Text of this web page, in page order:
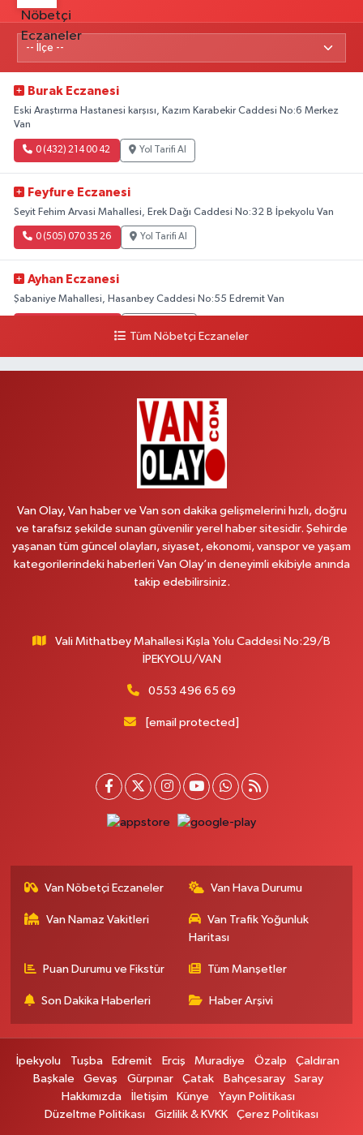
Burak Eczanesi
Eski Araştırma Hastanesi karşısı, Kazım Karabekir Caddesi No:6 Merkez
Van
0 (432) 214 00 42 Yol Tarifi Al
Feyfure Eczanesi
Seyit Fehim Arvasi Mahallesi, Erek Dağı Caddesi No:32 B İpekyolu Van
0 (505) 070 35 26 Yol Tarifi Al
Ayhan Eczanesi
Şabaniye Mahallesi, Hasanbey Caddesi No:55 Edremit Van
Yol Tarifi Al
Vanyolu Mahallesi, Kara Yusuf Bey Caddesi No:99 B Erciş Van
0 (432) 351 02 96 Yol Tarifi Al
Koç Eczanesi
Engin Eczanesi
Beyazıt Mahallesi, Zeylan Caddesi No:46 A Erciş Van
Yol Tarifi Al
Muhammed Eczanesi
0 (432) 712 22 87 Yol Tarifi Al
Otogar Eczanesi
Cevdetpaşa Mahallesi, İki Nisan Caddesi No:29 A İpekyolu Van
Selçuk Eczanesi
Cumhuriyet Mahallesi, Atatürk Caddesi No:9 1A Çatak Van
Tüm Nöbetçi Eczaneler
Van Olay, Van haber ve Van son dakika gelişmelerini hızlı, doğru
ve tarafsız şekilde sunan güvenilir yerel haber sitesidir. Şehirde
yaşanan tüm güncel olayları, siyaset, ekonomi, vanspor ve yaşam
kategorilerindeki haberleri Van Olay’ın deneyimli ekibiyle anında
takip edebilirsiniz.
Vali Mithatbey Mahallesi Kışla Yolu Caddesi No:29/B
İPEKYOLU/VAN
0553 496 65 69
[email protected]
Van Nöbetçi Eczaneler Van Hava Durumu
Van Namaz Vakitleri
Van Trafik Yoğunluk
Haritası
Puan Durumu ve Fikstür Tüm Manşetler
Son Dakika Haberleri Haber Arşivi
İpekyolu Tuşba Edremit Erciş Muradiye Özalp
Çaldıran
Başkale
Gevaş Gürpınar Çatak Bahçesaray
Saray
Hakkımızda
İletişim Künye
Yayın Politikası
Düzeltme Politikası
Gizlilik & KVKK Çerez Politikası